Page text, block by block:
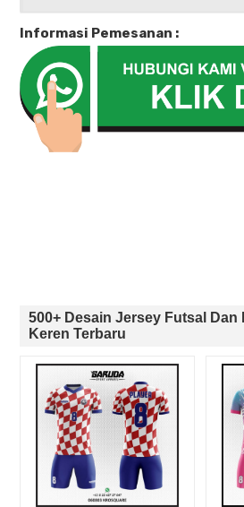
Informasi Pemesanan :
500+ Desain Jersey Futsal Dan
Keren Terbaru